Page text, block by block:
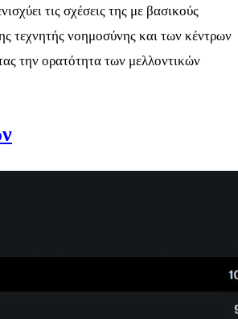
τις σχέσεις της με βασικούς
τεχνητής νοημοσύνης και των κέντρων
την ορατότητα των μελλοντικών